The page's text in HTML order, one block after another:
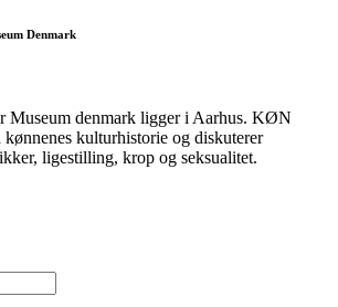
Denmark
Museum denmark ligger i Aarhus. KØN
kulturhistorie og diskuterer
ligestilling, krop og seksualitet.